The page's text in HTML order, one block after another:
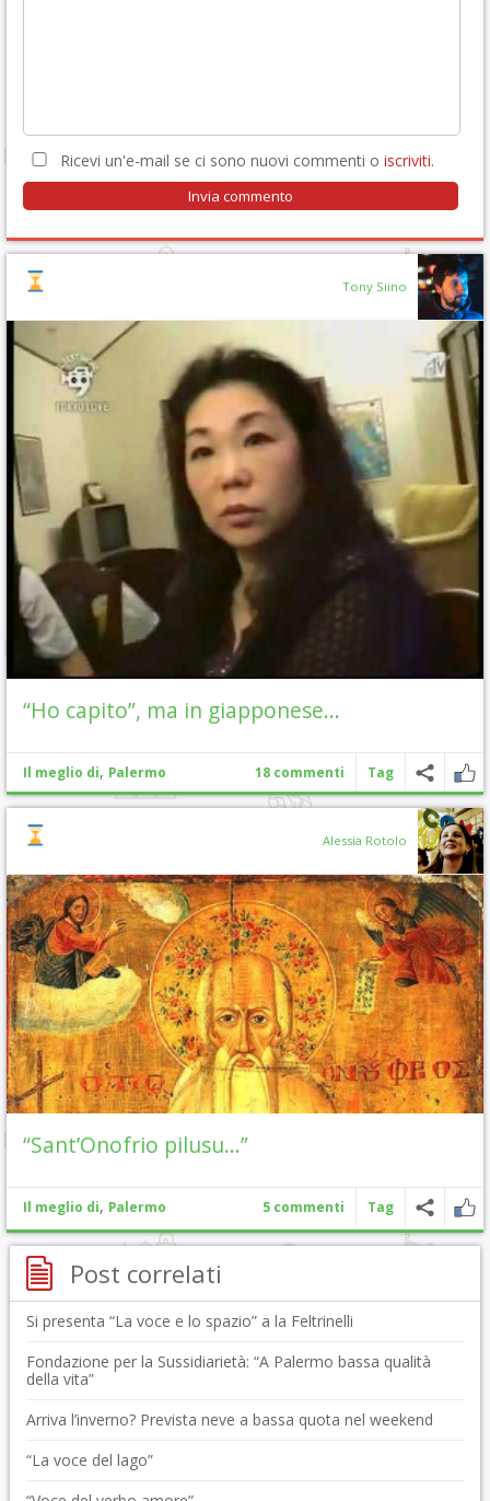
Ricevi un'e-mail se ci sono nuovi commenti o iscriviti.
Tony Siino
“Ho capito”, ma in giapponese…
Il meglio di, Palermo 18 commenti Tag
Alessia Rotolo
“Sant’Onofrio pilusu…”
Il meglio di, Palermo 5 commenti Tag
Post correlati
Si presenta “La voce e lo spazio” a la Feltrinelli
Fondazione per la Sussidiarietà: “A Palermo bassa qualità
della vita”
Arriva l’inverno? Prevista neve a bassa quota nel weekend
“La voce del lago”